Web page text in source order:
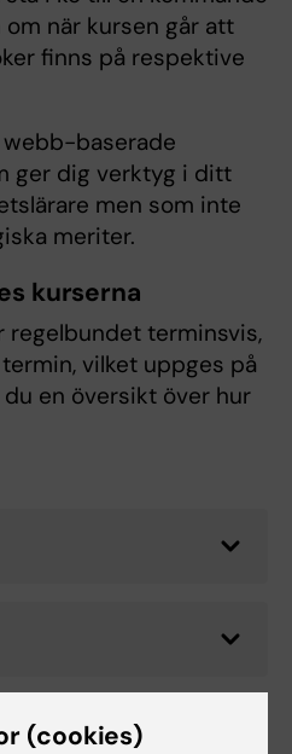
när kursen går att
finns på respektive
baserade
ger dig verktyg i ditt
men som inte
meriter.
kurserna
regelbundet terminsvis,
vilket uppges på
en översikt över hur
(cookies)